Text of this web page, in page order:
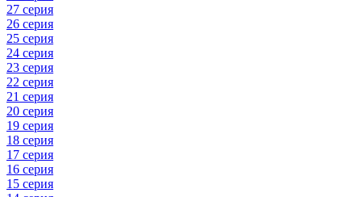
27 серия
26 серия
25 серия
24 серия
23 серия
22 серия
21 серия
20 серия
19 серия
18 серия
17 серия
16 серия
15 серия